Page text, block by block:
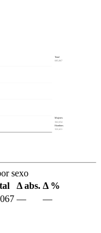
Total
685,067
Mujeres
362,654
Hombres
322,411
sexo
Δ abs. Δ %
— —